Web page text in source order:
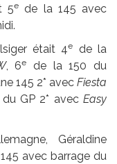
5e de la 145 avec
était 4e
de la
, 6e
de la 150 du
145 2* avecFiesta
du GP 2* avecEasy
Géraldine
avec barrage du